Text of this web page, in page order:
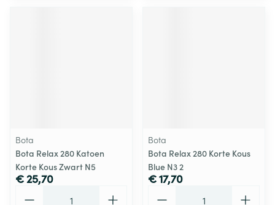
Bota
Bota Relax 280 Katoen
Korte Kous Zwart N5
€ 25,70
Bota
Bota Relax 280 Korte Kous
Blue N3 2
€ 17,70